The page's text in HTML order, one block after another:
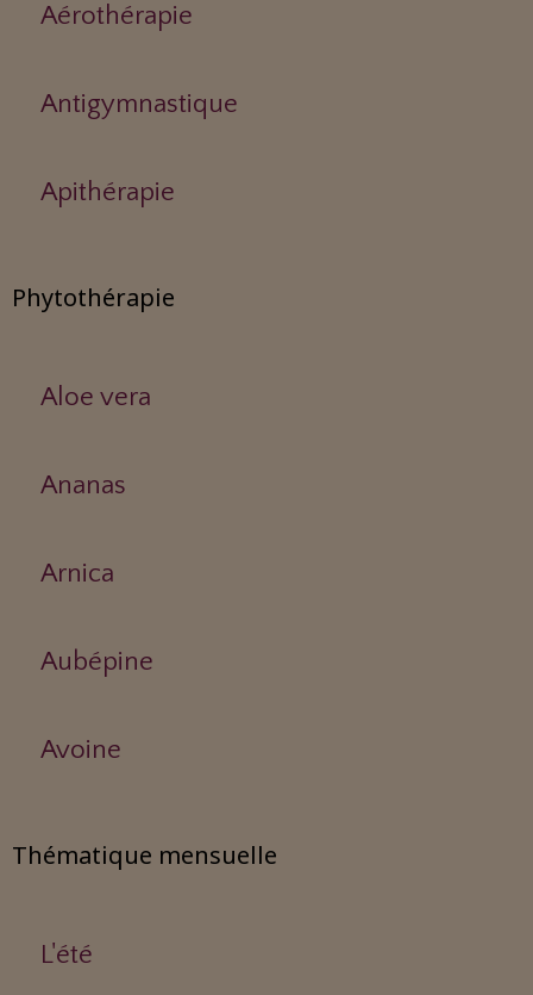
Aérothérapie
Antigymnastique
Apithérapie
Phytothérapie
Aloe vera
Ananas
Arnica
Aubépine
Avoine
Thématique mensuelle
L'été